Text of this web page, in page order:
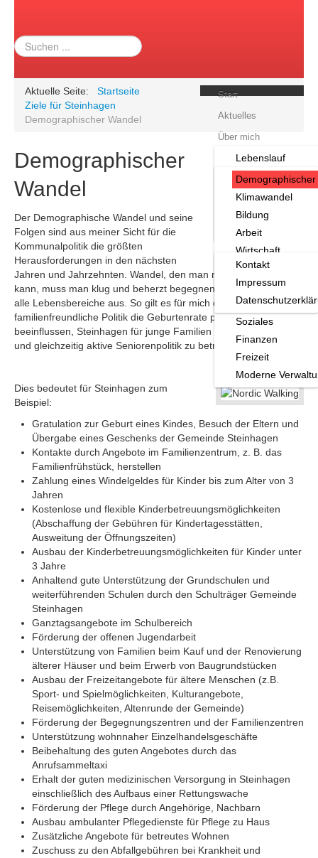
Suchen
...
Start
Aktuelles
Über mich
Lebenslauf
Privat
Aufgaben
Leistungsbilanz
Über mich
Ziele für Steinhagen
Demographischer
Klimawandel
Bildung
Arbeit
Wirtschaft
Umwelt
Ziele für
Familie
Soziales
Finanzen
Freizeit
Moderne
Termine
Archiv
Kontakt
Impressum
Aktuelle Seite:
Startseite
Ziele für Steinhagen
Demographischer Wandel
Demographischer
Wandel
Der Demographische Wandel und seine
Folgen sind aus meiner Sicht für die
Kommunalpolitik die größten
Herausforderungen in den nächsten
Jahren und Jahrzehnten. Wandel, den man nicht aufhalten
kann, muss man klug und beherzt begegnen. Er wirkt sich auf
alle Lebensbereiche aus. So gilt es für mich durch
familienfreundliche Politik die Geburtenrate positiv zu
beeinflussen, Steinhagen für junge Familien attraktiv zu halten
und gleichzeitig aktive Seniorenpolitik zu betreiben.
Dies bedeutet für Steinhagen zum
Beispiel:
Gratulation zur Geburt eines Kindes, Besuch der Eltern und
Übergabe eines Geschenks der Gemeinde Steinhagen
Kontakte durch Angebote im Familienzentrum, z. B. das
Familienfrühstück, herstellen
Zahlung eines Windelgeldes für Kinder bis zum Alter von 3
Jahren
Kostenlose und flexible Kinderbetreuungsmöglichkeiten
(Abschaffung der Gebühren für Kindertagesstätten,
Ausweitung der Öffnungszeiten)
Ausbau der Kinderbetreuungsmöglichkeiten für Kinder unter
3 Jahre
Anhaltend gute Unterstützung der Grundschulen und
weiterführenden Schulen durch den Schulträger Gemeinde
Steinhagen
Ganztagsangebote im Schulbereich
Förderung der offenen Jugendarbeit
Unterstützung von Familien beim Kauf und der Renovierung
älterer Häuser und beim Erwerb von Baugrundstücken
Ausbau der Freizeitangebote für ältere Menschen (z.B.
Sport- und Spielmöglichkeiten, Kulturangebote,
Reisemöglichkeiten, Altenrunde der Gemeinde)
Förderung der Begegnungszentren und der Familienzentren
Unterstützung wohnnaher Einzelhandelsgeschäfte
Beibehaltung des guten Angebotes durch das
Anrufsammeltaxi
Erhalt der guten medizinischen Versorgung in Steinhagen
einschließlich des Aufbaus einer Rettungswache
Förderung der Pflege durch Angehörige, Nachbarn
Ausbau ambulanter Pflegedienste für Pflege zu Haus
Zusätzliche Angebote für betreutes Wohnen
Zuschuss zu den Abfallgebühren bei Krankheit und